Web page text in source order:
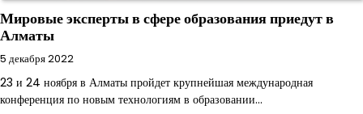
Мировые эксперты в сфере образования приедут в
Алматы
5 декабря 2022
23 и 24 ноября в Алматы пройдет крупнейшая международная
конференция по новым технологиям в образовании…